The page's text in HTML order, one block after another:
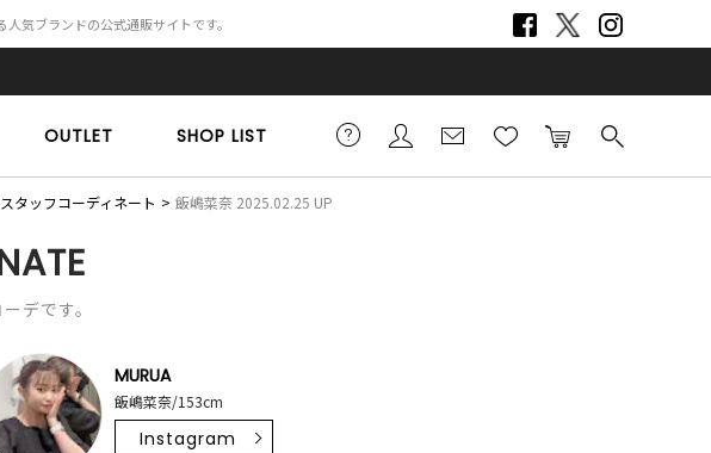
気ブランドの公式通販サイトです。
OUTLET SHOP LIST
タッフコーディネート 飯嶋菜奈 2025.02.25 UP
デです。
MURUA
飯嶋菜奈/153cm
Instagram